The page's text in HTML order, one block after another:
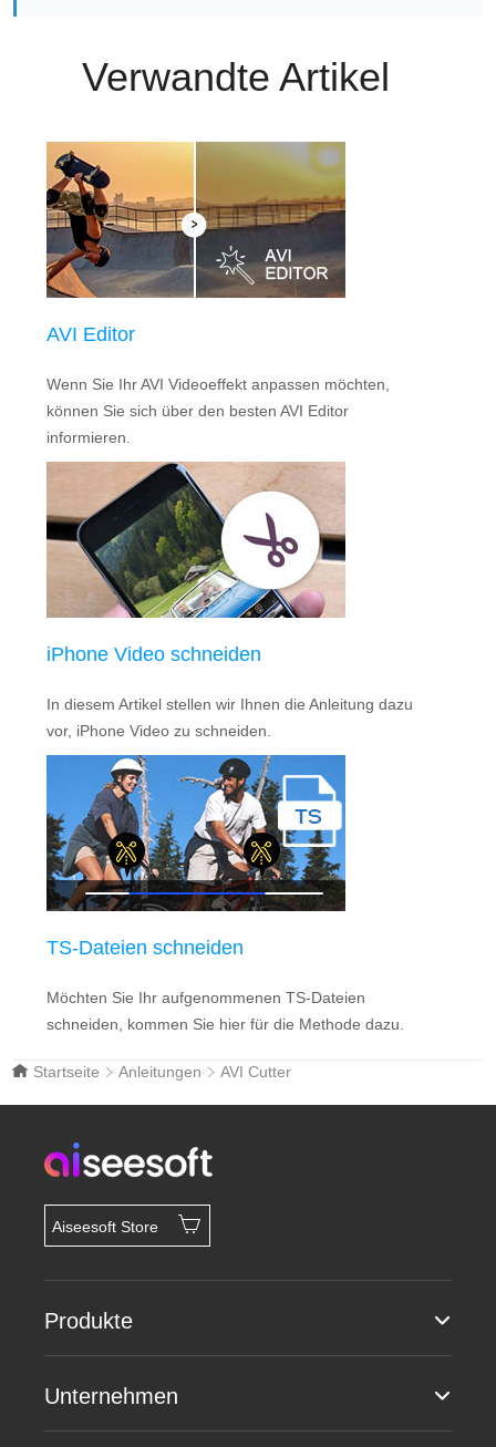
Verwandte Artikel
AVI Editor
Wenn Sie Ihr AVI Videoeffekt anpassen möchten,
können Sie sich über den besten AVI Editor
informieren.
iPhone Video schneiden
In diesem Artikel stellen wir Ihnen die Anleitung dazu
vor, iPhone Video zu schneiden.
TS-Dateien schneiden
Möchten Sie Ihr aufgenommenen TS-Dateien
schneiden, kommen Sie hier für die Methode dazu.
Startseite Anleitungen AVI Cutter
Aiseesoft Store
Produkte
Unternehmen